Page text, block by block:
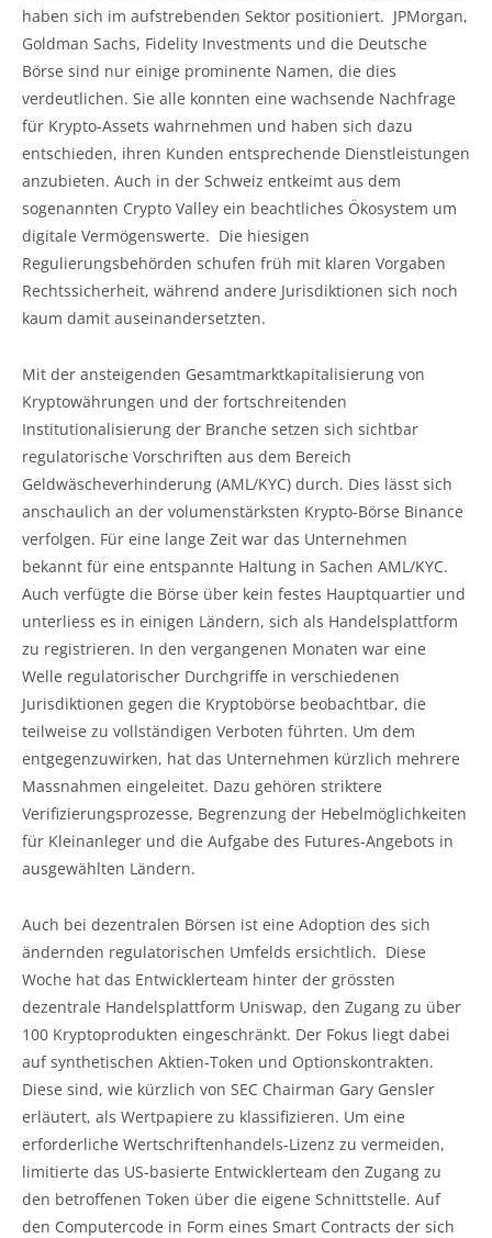
haben sich im aufstrebenden Sektor positioniert. JPMorgan,
Goldman Sachs, Fidelity Investments und die Deutsche
Börse sind nur einige prominente Namen, die dies
verdeutlichen. Sie alle konnten eine wachsende Nachfrage
für Krypto-Assets wahrnehmen und haben sich dazu
entschieden, ihren Kunden entsprechende Dienstleistungen
anzubieten. Auch in der Schweiz entkeimt aus dem
sogenannten Crypto Valley ein beachtliches Ökosystem um
digitale Vermögenswerte. Die hiesigen
Regulierungsbehörden schufen früh mit klaren Vorgaben
Rechtssicherheit, während andere Jurisdiktionen sich noch
kaum damit auseinandersetzten.
Mit der ansteigenden Gesamtmarktkapitalisierung von
Kryptowährungen und der fortschreitenden
Institutionalisierung der Branche setzen sich sichtbar
regulatorische Vorschriften aus dem Bereich
Geldwäscheverhinderung (AML/KYC) durch. Dies lässt sich
anschaulich an der volumenstärksten Krypto-Börse Binance
verfolgen. Für eine lange Zeit war das Unternehmen
bekannt für eine entspannte Haltung in Sachen AML/KYC.
Auch verfügte die Börse über kein festes Hauptquartier und
unterliess es in einigen Ländern, sich als Handelsplattform
zu registrieren. In den vergangenen Monaten war eine
Welle regulatorischer Durchgriffe in verschiedenen
Jurisdiktionen gegen die Kryptobörse beobachtbar, die
teilweise zu vollständigen Verboten führten. Um dem
entgegenzuwirken, hat das Unternehmen kürzlich mehrere
Massnahmen eingeleitet. Dazu gehören striktere
Verifizierungsprozesse, Begrenzung der Hebelmöglichkeiten
für Kleinanleger und die Aufgabe des Futures-Angebots in
ausgewählten Ländern.
Auch bei dezentralen Börsen ist eine Adoption des sich
ändernden regulatorischen Umfelds ersichtlich. Diese
Woche hat das Entwicklerteam hinter der grössten
dezentrale Handelsplattform Uniswap, den Zugang zu über
100 Kryptoprodukten eingeschränkt. Der Fokus liegt dabei
auf synthetischen Aktien-Token und Optionskontrakten.
Diese sind, wie kürzlich von SEC Chairman Gary Gensler
erläutert, als Wertpapiere zu klassifizieren. Um eine
erforderliche Wertschriftenhandels-Lizenz zu vermeiden,
limitierte das US-basierte Entwicklerteam den Zugang zu
den betroffenen Token über die eigene Schnittstelle. Auf
den Computercode in Form eines Smart Contracts der sich